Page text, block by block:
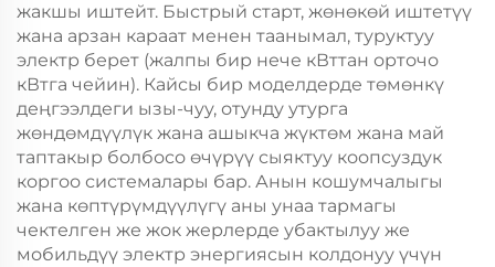
жакшы иштейт. Быстрый старт, жөнөкөй иштетүү
жана арзан караат менен таанымал, туруктуу
электр берет (жалпы бир нече кВттан орточо
кВтга чейин). Кайсы бир моделдерде төмөнкү
деңгээлдеги ызы-чуу, отунду утурга
жөндөмдүүлүк жана ашыкча жүктөм жана май
таптакыр болбосо өчүрүү сыяктуу коопсуздук
коргоо системалары бар. Анын кошумчалыгы
жана көптүрүмдүүлүгү аны унаа тармагы
чектелген же жок жерлерде убактылуу же
мобильдүү электр энергиясын колдонуу үчүн